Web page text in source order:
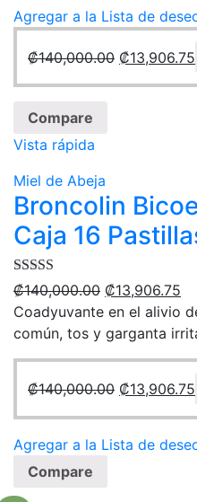
Agregar a la Lista de
₡140,000.00 ₡13,906.75
Compare
Vista rápida
Miel de Abeja
Broncolin
Caja 16
Rated 5.00
out of 5
₡140,000.00 ₡13,906.75
Coadyuvante en el alivio
común, tos y garganta
₡140,000.00 ₡13,906.75
Agregar a la Lista de
Compare